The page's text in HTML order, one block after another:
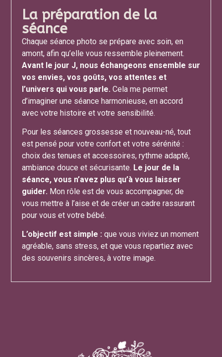
La préparation de la
séance
Chaque séance photo se prépare avec soin, en
amont, afin qu’elle vous ressemble pleinement.
Avant le jour J, nous échangeons ensemble sur
vos envies, vos goûts, vos attentes et
l’univers qui vous parle. Cela me permet
d’imaginer une séance harmonieuse, en accord
avec votre histoire et votre sensibilité.
Pour les séances grossesse et nouveau-né, tout
est pensé pour votre confort et votre sérénité :
choix des tenues et accessoires, rythme adapté,
ambiance douce et sécurisante. Le jour de la
séance, vous n’avez plus qu’à vous laisser
guider. Mon rôle est de vous accompagner, de
vous mettre à l’aise et de créer un cadre rassurant
pour vous et votre bébé.
L’objectif est simple : que vous viviez un moment
agréable, sans stress, et que vous repartiez avec
des souvenirs sincères, à votre image.